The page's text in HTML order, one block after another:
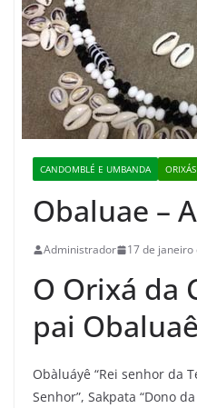
CANDOMBLÉ E UMBANDA ORIXÁS
Obaluae –
Administrador 17 de janeiro
O Orixá da
pai Obaluaê
Obàluáyê “Rei senhor da
Senhor”, Sakpata “Dono